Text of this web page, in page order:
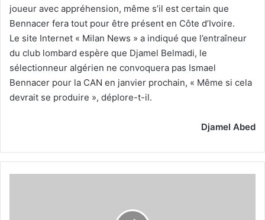
joueur avec appréhension, même s’il est certain que
Bennacer fera tout pour être présent en Côte d’Ivoire.
Le site Internet « Milan News » a indiqué que l’entraîneur
du club lombard espère que Djamel Belmadi, le
sélectionneur algérien ne convoquera pas Ismael
Bennacer pour la CAN en janvier prochain, « Même si cela
devrait se produire », déplore-t-il.
Djamel Abed